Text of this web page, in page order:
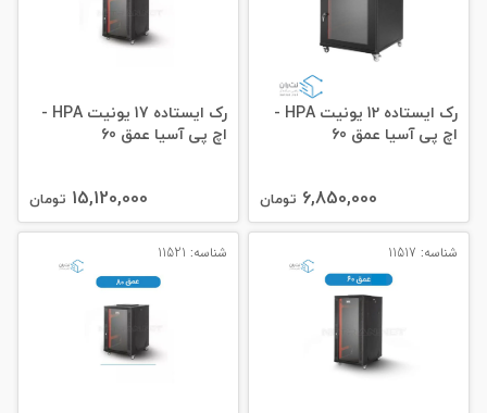
رک ایستاده 12 یونیت HPA -
اچ پی آسیا عمق 60
6,850,000 تومان
رک ایستاده 17 یونیت HPA -
اچ پی آسیا عمق 60
15,120,000 تومان
شناسه: 11517 شناسه: 11521